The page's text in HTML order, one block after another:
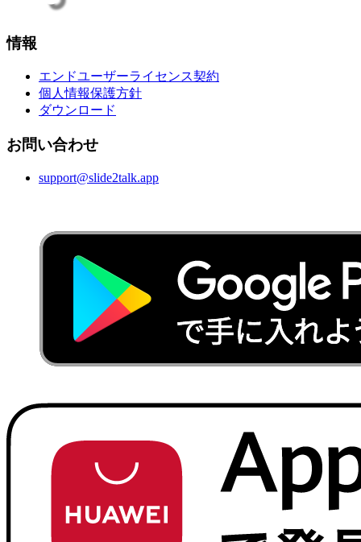
情報
エンドユーザーライセンス契約
個人情報保護方針
ダウンロード
お問い合わせ
support@slide2talk.app